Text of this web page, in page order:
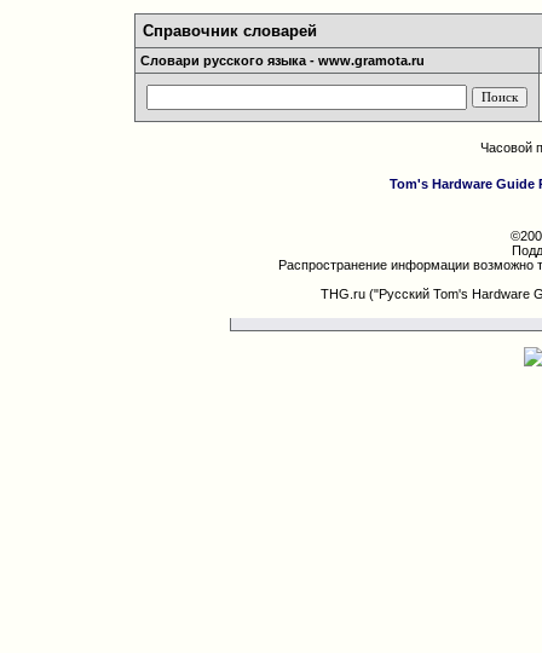
Справочник словарей
Словари русского языка - www.gramota.ru
Часовой
Tom's Hardware Guide
Распространение информации возможно
THG.ru ("Русский Tom's Hardware